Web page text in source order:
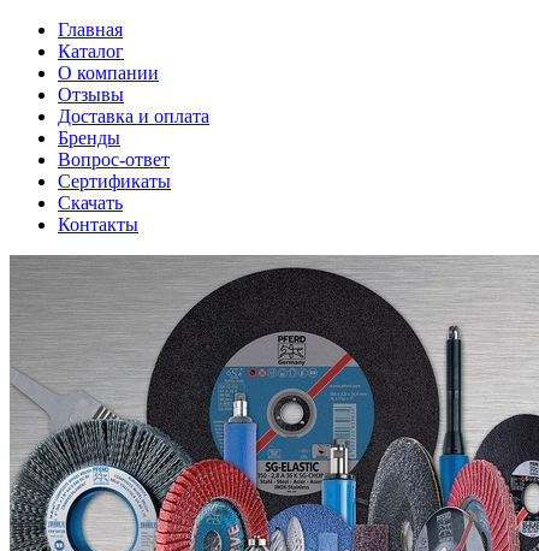
Главная
Каталог
О компании
Отзывы
Доставка и оплата
Бренды
Вопрос-ответ
Сертификаты
Скачать
Контакты